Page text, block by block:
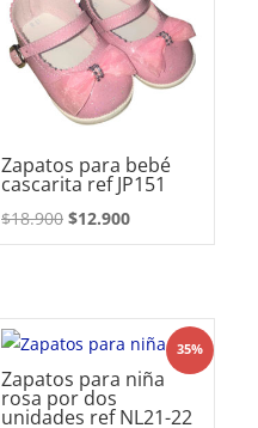
Zapatos para bebé
cascarita ref JP151
$18.900 El
precio
$18.900.
$12.900El
precio
$12.900.
35%
Zapatos para niña
rosa por dos
unidades ref NL21-22